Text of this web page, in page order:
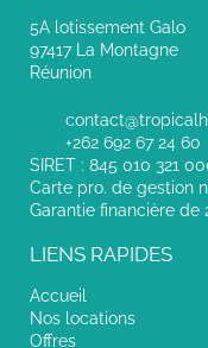
5A lotissement Galo
97417 La Montagne
Réunion
+262 692 67 24 60
SIRET : 845 010 321
Carte pro. de gestion
Garantie financière
LIENS RAPIDES
Accueil
Nos locations
Offres